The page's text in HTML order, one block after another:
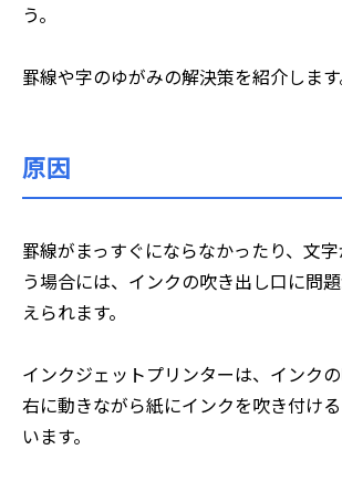
う。
罫線や字のゆがみの解決策を紹介します
原因
罫線がまっすぐにならなかったり、文
う場合には、インクの吹き出し口に問
えられます。
インクジェットプリンターは、インク
右に動きながら紙にインクを吹き付け
います。